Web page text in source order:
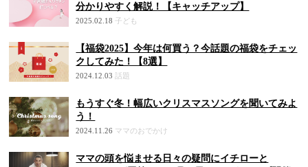
分かりやすく解説！【キャッチアップ】
2025.02.18 子ども
【福袋2025】今年は何買う？今話題の福袋をチェッ
クしてみた！【8選】
2024.12.03 話題
もうすぐ冬！幅広いクリスマスソングを聞いてみよ
う！
2024.11.26 ママのおでかけ
ママの頭を悩ませる日々の疑問にイチローと